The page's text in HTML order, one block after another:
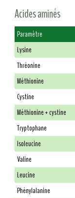
Acides aminés
Paramètre
Lysine
Thréonine
Méthionine
Cystine
Méthionine + cystine
Tryptophane
Isoleucine
Valine
Leucine
Phénylalanine